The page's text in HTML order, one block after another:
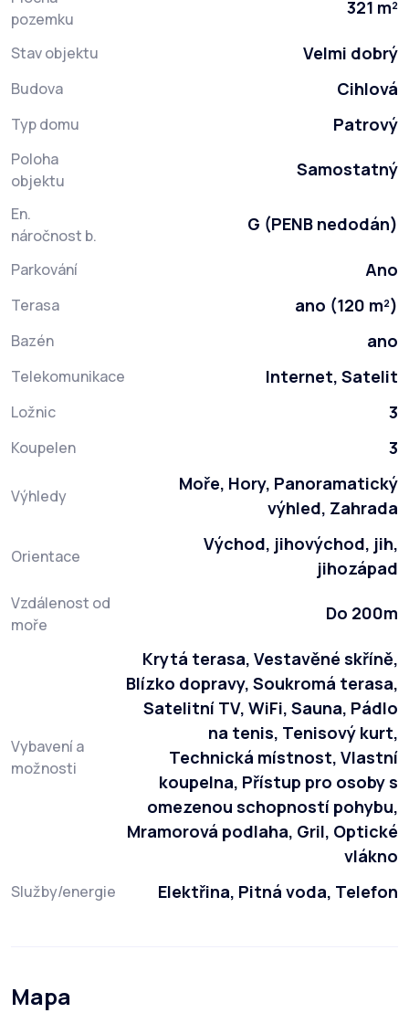
pozemku
321 m²
Stav objektu Velmi dobrý
Budova Cihlová
Typ domu Patrový
Poloha
objektu
Samostatný
En.
náročnost b.
G (PENB nedodán)
Parkování Ano
Terasa ano (120 m²)
Bazén ano
Telekomunikace Internet, Satelit
Ložnic 3
Koupelen 3
Výhledy
Moře, Hory, Panoramatický
výhled, Zahrada
Orientace
Východ, jihovýchod, jih,
jihozápad
Vzdálenost od
moře
Do 200m
Vybavení a
možnosti
Krytá terasa, Vestavěné skříně,
Blízko dopravy, Soukromá terasa,
Satelitní TV, WiFi, Sauna, Pádlo
na tenis, Tenisový kurt,
Technická místnost, Vlastní
koupelna, Přístup pro osoby s
omezenou schopností pohybu,
Mramorová podlaha, Gril, Optické
vlákno
Služby/energie Elektřina, Pitná voda, Telefon
Mapa